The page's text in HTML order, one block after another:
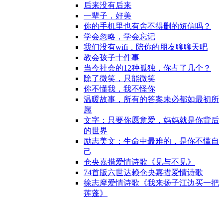
后来没有后来
一辈子，好美
你的手机里也有舍不得删的短信吗？
学会忽略，学会忘记
我们没有wifi，陪你的朋友聊聊天吧
教会孩子十件事
当今社会的12种孤独，你占了几个？
除了微笑，只能微笑
你不懂我，我不怪你
温暖故事，所有的答案未必都如最初所
愿
文字：只要你愿意爱，妈妈就是你背后
的世界
励志美文：生命中最难的，是你不懂自
己
仓央嘉措爱情诗歌《见与不见》
74首版六世达赖仓央嘉措爱情诗歌
徐志摩爱情诗歌《我来扬子江边买一把
莲蓬》